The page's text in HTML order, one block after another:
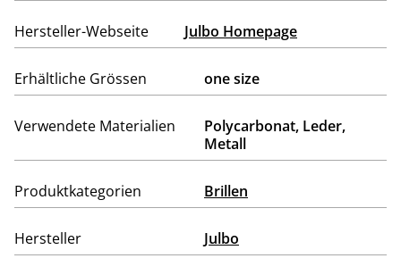
Hersteller-Webseite Julbo Homepage
Erhältliche Grössen one size
Verwendete Materialien
Polycarbonat, Leder,
Metall
Produktkategorien Brillen
Hersteller Julbo